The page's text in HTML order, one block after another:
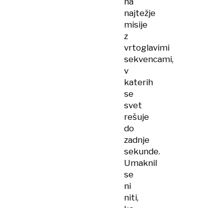
najtežje
misije
z
vrtoglavimi
sekvencami,
v
katerih
se
svet
rešuje
do
zadnje
sekunde.
Umaknil
se
ni
niti,